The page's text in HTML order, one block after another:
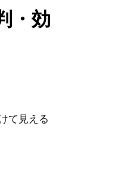
・効
て見える